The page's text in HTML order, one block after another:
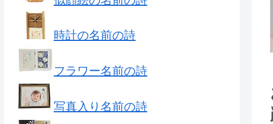
時計の名前の詩
フラワー名前の詩
写真入り名前の詩